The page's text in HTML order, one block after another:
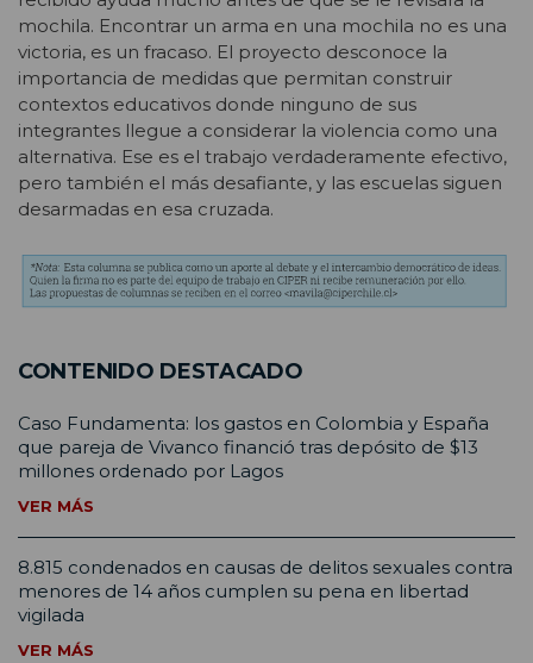
mochila. Encontrar un arma en una mochila no es una
victoria, es un fracaso. El proyecto desconoce la
importancia de medidas que permitan construir
contextos educativos donde ninguno de sus
integrantes llegue a considerar la violencia como una
alternativa. Ese es el trabajo verdaderamente efectivo,
pero también el más desafiante, y las escuelas siguen
desarmadas en esa cruzada.
CONTENIDO DESTACADO
Caso Fundamenta: los gastos en Colombia y España
que pareja de Vivanco financió tras depósito de $13
millones ordenado por Lagos
VER MÁS
8.815 condenados en causas de delitos sexuales contra
menores de 14 años cumplen su pena en libertad
vigilada
VER MÁS